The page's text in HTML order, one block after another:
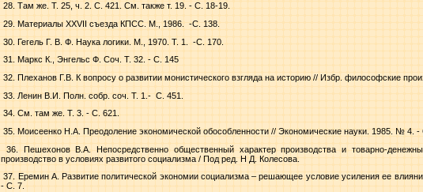
28. Там же. Т. 25, ч. 2. С. 421. См. также т. 19. - С. 18-19.
29. Материалы XXVII съезда КПСС. М., 1986.
-С. 138.
30. Гегель Г. В. Ф. Наука логики. М., 1970. Т. 1.
-С. 170.
31. Маркс К., Энгельс Ф. Соч. Т. 32. - С. 145
32. Плеханов Г.В. К вопросу о развитии монистического взгляда на историю // Избр. философские
33. Ленин В.И. Полн. собр. соч. Т. 1.- С. 451.
34. См. там же. Т. 3. - С. 621.
35. Моисеенко Н.А. Преодоление экономической обособленности // Экономические науки. 1985. № 4. -
36. Пешехонов В.А. Непосредственно общественный характер производства и товарно-
производство в условиях развитого социализма / Под ред. Н Д. Колесова.
37. Еремин А. Развитие политической экономии социализма – решающее условие усиления ее
- С. 7.